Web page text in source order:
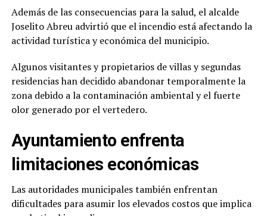
Además de las consecuencias para la salud, el alcalde
Joselito Abreu advirtió que el incendio está afectando la
actividad turística y económica del municipio.
Algunos visitantes y propietarios de villas y segundas
residencias han decidido abandonar temporalmente la
zona debido a la contaminación ambiental y el fuerte
olor generado por el vertedero.
Ayuntamiento enfrenta
limitaciones económicas
Las autoridades municipales también enfrentan
dificultades para asumir los elevados costos que implica